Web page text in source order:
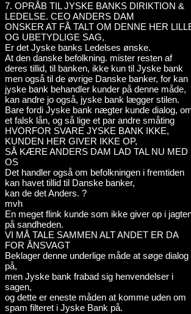
7. OPRÅB TIL JYSKE BANKS DIRIKTION &
LEDELSE. CEO ANDERS DAM
ONSKER AT FÅ TALT OM DENNE HER
OG UBETYDLIGE SAG,
Er det Jyske banks Ledelses ønske.
At den danske befolkning. mister resten af
deres tillid, til banken, ikke kun til Jyske bank
men også til de øvrige Danske banker, for kan
jyske bank behandler kunder på denne måde,
kan andre jo også, jyske bank lægger stilen.
Bare fordi Jyske bank nægter kunde dialog,
et falsk lån, og så lige et par andre småting
HVORFOR SVARE JYSKE BANK IKKE,
KUNDEN HER GIVER IKKE OP,
SÅ KÆRE ANDERS DAM LAD TAL NU MED
OS
Det handler også om befolkningen i fremtiden
kan havet tillid til Danske banker,
kan de det Anders. ?
mvh
En meget flink kunde som ikke giver op i
på sandheden.
VI MÅ TALE SAMMEN ALT ANDET ER DA
FOR ÅNSVAGT
Beklager denne underlige måde at søge dialog
på,
men Jyske bank frabad sig henvendelser i
sagen,
og dette er eneste måden at komme uden om
spam filteret i Jyske Bank på.